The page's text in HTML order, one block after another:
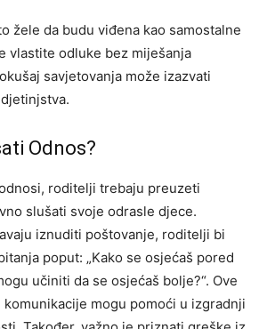
žele da budu viđena kao samostalne
vlastite odluke bez miješanja
savjetovanja može izazvati
Odnos?
roditelji trebaju preuzeti
slušati svoje odrasle djece.
iznuditi poštovanje, roditelji bi
poput: „Kako se osjećaš pored
učiniti da se osjećaš bolje?“. Ove
mogu pomoći u izgradnji